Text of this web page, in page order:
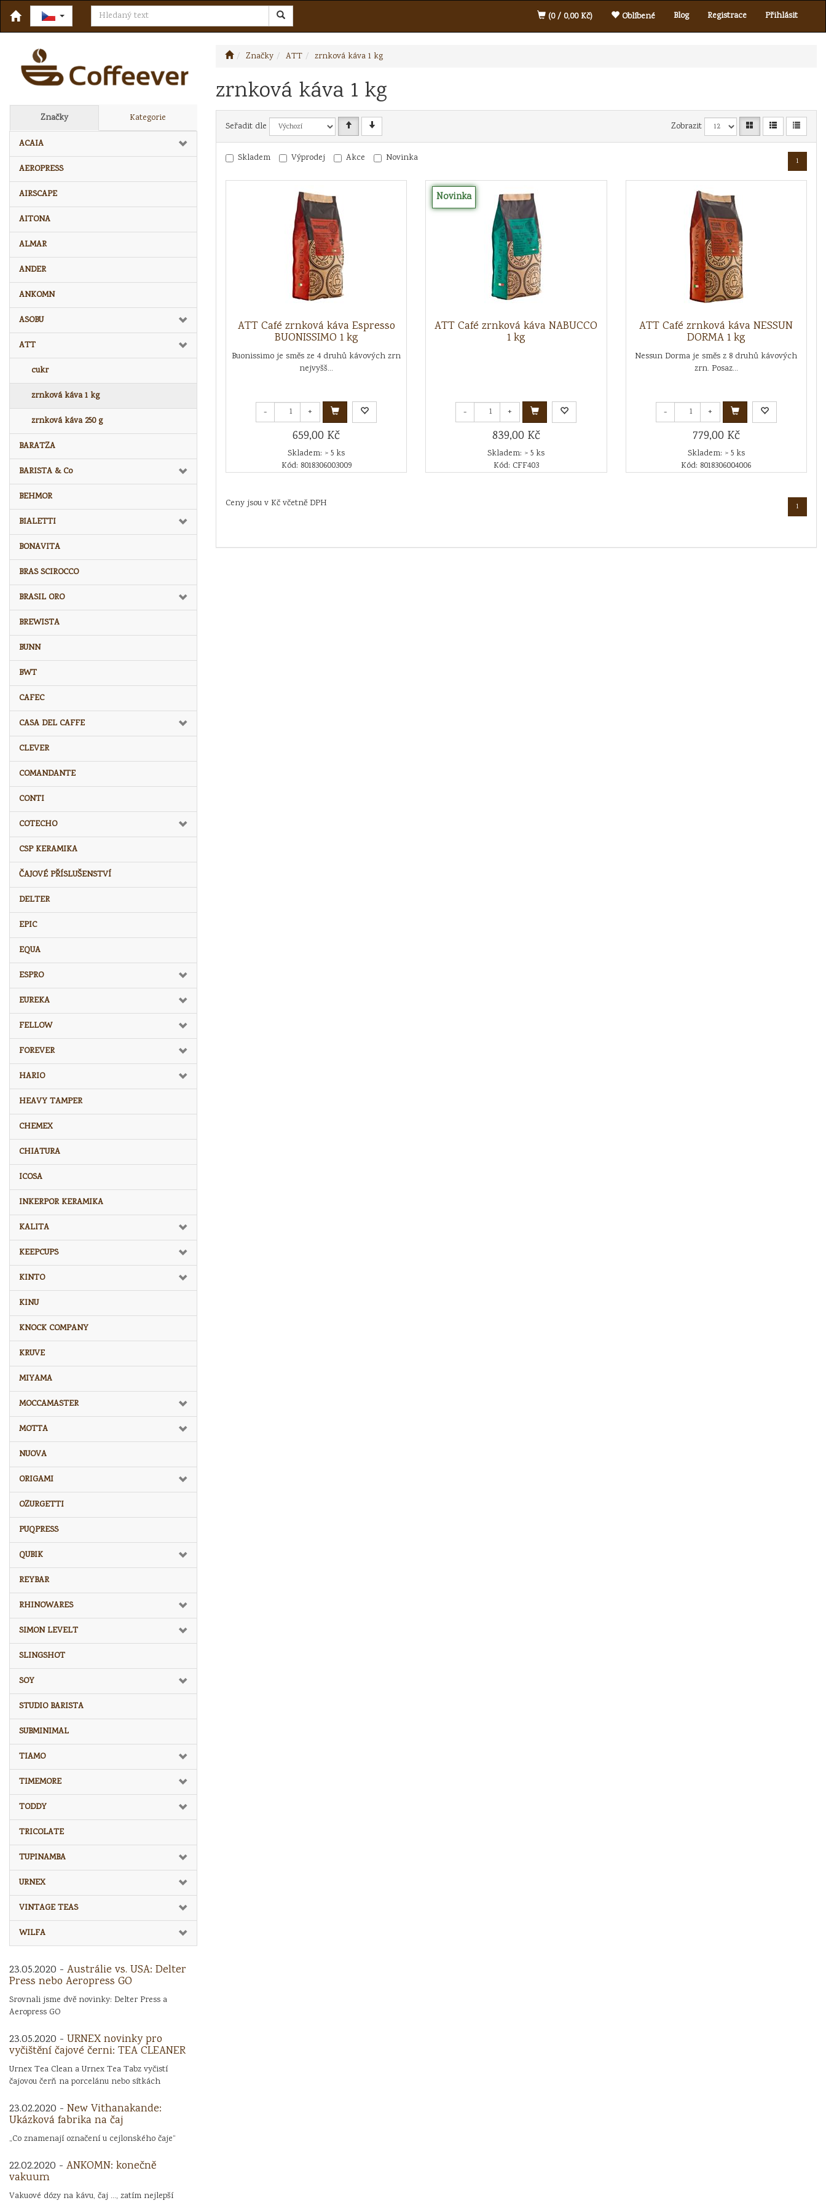
Blog Registrace Přihlásit
(0 / 0,00 Kč) Oblíbené
Značky Kategorie
ACAIA
AEROPRESS
AIRSCAPE
AITONA
ALMAR
ANDER
ANKOMN
ASOBU
ATT
cukr
zrnková káva 1 kg
zrnková káva 250 g
BARATZA
BARISTA & Co
BEHMOR
BIALETTI
BONAVITA
BRAS SCIROCCO
BRASIL ORO
BREWISTA
BUNN
BWT
CAFEC
CASA DEL CAFFE
CLEVER
COMANDANTE
CONTI
COTECHO
CSP KERAMIKA
ČAJOVÉ PŘÍSLUŠENSTVÍ
DELTER
EPIC
EQUA
ESPRO
EUREKA
FELLOW
FOREVER
HARIO
HEAVY TAMPER
CHEMEX
CHIATURA
ICOSA
INKERPOR KERAMIKA
KALITA
KEEPCUPS
KINTO
KINU
KNOCK COMPANY
KRUVE
MIYAMA
MOCCAMASTER
MOTTA
NUOVA
ORIGAMI
OZURGETTI
PUQPRESS
QUBIK
REYBAR
RHINOWARES
SIMON LEVELT
SLINGSHOT
SOY
STUDIO BARISTA
SUBMINIMAL
TIAMO
TIMEMORE
TODDY
TRICOLATE
TUPINAMBA
URNEX
VINTAGE TEAS
WILFA
23.05.2020 - Austrálie vs. USA: Delter
Press nebo Aeropress GO
Srovnali jsme dvě novinky: Delter Press a
Aeropress GO
23.05.2020 - URNEX novinky pro
vyčištění čajové černi: TEA CLEANER
Urnex Tea Clean a Urnex Tea Tabz vyčistí
čajovou čerň na porcelánu nebo sítkách
23.02.2020 - New Vithanakande:
Ukázková fabrika na čaj
„Co znamenají označení u cejlonského čaje“
22.02.2020 - ANKOMN: konečně
vakuum
Vakuové dózy na kávu, čaj ..., zatím nejlepší
Značky ATT zrnková káva 1 kg
zrnková káva 1 kg
Seřadit dle Zobrazit
Skladem Výprodej Akce Novinka 1
ATT Café zrnková káva Espresso
BUONISSIMO 1 kg
Buonissimo je směs ze 4 druhů kávových zrn
nejvyšš...
- +
659,00 Kč
Skladem: > 5 ks
Kód: 8018306003009
Novinka
ATT Café zrnková káva NABUCCO
1 kg
- +
839,00 Kč
Skladem: > 5 ks
Kód: CFF403
ATT Café zrnková káva NESSUN
DORMA 1 kg
Nessun Dorma je směs z 8 druhů kávových
zrn. Posaz...
- +
779,00 Kč
Skladem: > 5 ks
Kód: 8018306004006
Ceny jsou v Kč včetně DPH 1